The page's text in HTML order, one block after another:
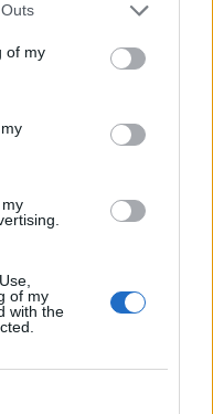
of my
of my
with the
Νέες επενδύσεις 1
ευρώ ως το 2028 για την
την αγορά leasing
Θέατρο Επιδαύρου
τις πύλες του σε όλους
μετατρέπει τη